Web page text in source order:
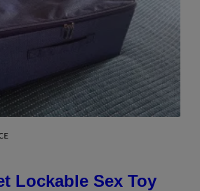
Lockable Sex Toy